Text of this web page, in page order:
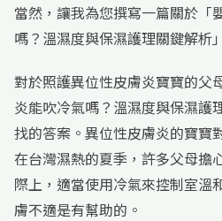
當然，讓我為您撰寫一篇關於「
嗎？溫濕度與保濕護理關鍵解析
對於照護異位性皮膚炎寶寶的父
炎能吹冷氣嗎？溫濕度與保濕護
找的答案。異位性皮膚炎的寶寶
在台灣濕熱的夏季，許多父母擔
際上，適當使用冷氣來控制室溫
膚不適是有幫助的。